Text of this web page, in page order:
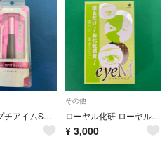
ローヤルプチアイムSプラス 6ml u
その他
ローヤル化研 ローヤルアイム 8ml y
¥ 3,000